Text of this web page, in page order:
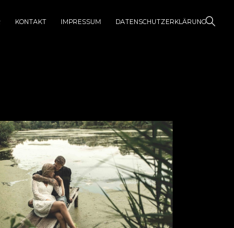
KONTAKT IMPRESSUM DATENSCHUTZERKLÄRUNG